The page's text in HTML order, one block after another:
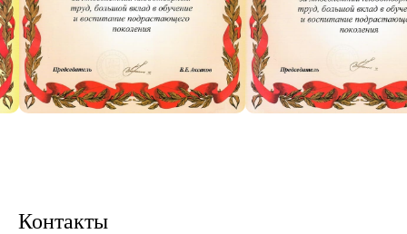
Контакты